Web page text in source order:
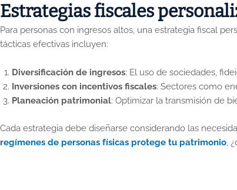
Estrategias fiscales
Para personas con ingresos altos, una estrategia fiscal
tácticas efectivas incluyen:
Diversificación de ingresos: El uso de sociedades,
Inversiones con incentivos fiscales: Sectores como
Planeación patrimonial: Optimizar la transmisión de
Cada estrategia debe diseñarse considerando las
regímenes de personas físicas protege tu patrimonio ,